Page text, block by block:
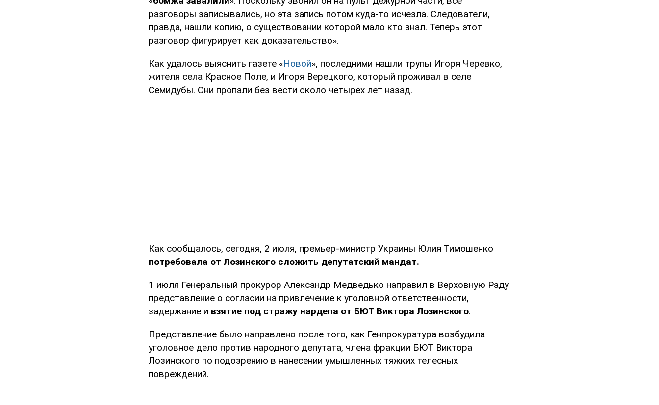
разговоры записывались, но эта запись потом куда-то исчезла. Следователи,
правда, нашли копию, о существовании которой мало кто знал. Теперь этот
разговор фигурирует как доказательство».
Как удалось выяснить газете «Новой», последними нашли трупы Игоря Черевко,
жителя села Красное Поле, и Игоря Верецкого, который проживал в селе
Семидубы. Они пропали без вести около четырех лет назад.
Как сообщалось, сегодня, 2 июля, премьер-министр Украины Юлия Тимошенко
потребовала от Лозинского сложить депутатский мандат.
1 июля Генеральный прокурор Александр Медведько направил в Верховную Раду
представление о согласии на привлечение к уголовной ответственности,
задержание и взятие под стражу нардепа от БЮТ Виктора Лозинского.
Представление было направлено после того, как Генпрокуратура возбудила
уголовное дело против народного депутата, члена фракции БЮТ Виктора
Лозинского по подозрению в нанесении умышленных тяжких телесных
повреждений.